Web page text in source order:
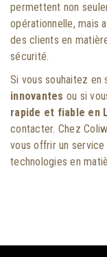
permettent non
opérationnelle, mais
des clients en
sécurité.
Si vous souhaitez en
innovantes ou si
rapide et fiable en
contacter. Chez
vous offrir un
technologies en